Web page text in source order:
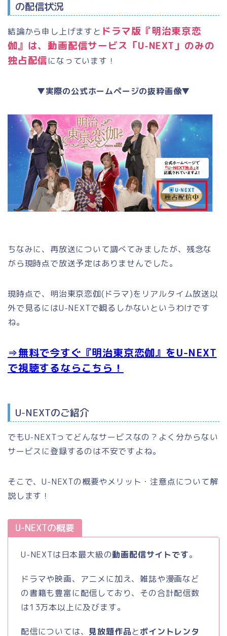
の配信状況
結論から申し上げますと ドラマ版『明治東京恋
伽』は、動画配信サービス「U-NEXT」のみの
独占配信になっています！
▼実際の公式ホームページの抜粋画像▼
ちなみに、再放送について調べてみましたが、残念な
がら現時点で放送予定はありませんでした。
現時点で、明治東京恋伽(ドラマ)をリアルタイム放送以
外で見るにはU-NEXTで観るしかないというわけです
ね。
⇒無料で今すぐ『明治東京恋伽』をU-NEXT
で視聴するならこちら！
U-NEXTのご紹介
でもU-NEXTってどんなサービスなの？よく分からない
サービスに登録するのは不安ですよね。
そこで、U-NEXTの概要やメリット・注意点について解
説します！
U-NEXTの概要
U-NEXTは日本最大級の動画配信サイトです。
ドラマや映画、アニメに加え、雑誌や漫画など
の書籍も豊富に配信しており、その合計配信数
は13万本以上に及びます。
配信については、 見放題作品とポイントレンタ